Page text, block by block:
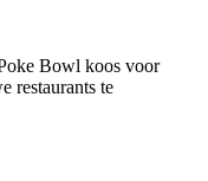
Bowl koos voor
restaurants te